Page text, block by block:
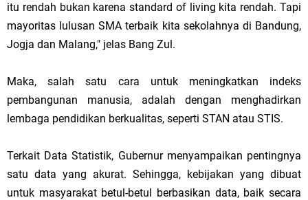
itu rendah bukan karena standard of living kita rendah. Tapi
mayoritas lulusan SMA terbaik kita sekolahnya di Bandung,
Jogja dan Malang," jelas Bang Zul.
Maka, salah satu cara untuk meningkatkan indeks
pembangunan manusia, adalah dengan menghadirkan
lembaga pendidikan berkualitas, seperti STAN atau STIS.
Terkait Data Statistik, Gubernur menyampaikan pentingnya
satu data yang akurat. Sehingga, kebijakan yang dibuat
untuk masyarakat betul-betul berbasikan data, baik secara